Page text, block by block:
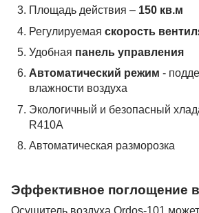
Площадь действия – 150 кв.м
Регулируемая скорость
Удобная панель управления
Автоматический режим -
влажности воздуха
Экологичный и безопасный
R410A
Автоматическая разморозка
Эффективное поглощение